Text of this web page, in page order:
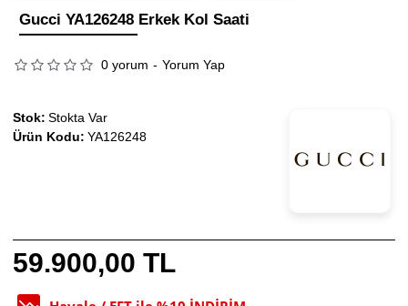
Gucci YA126248 Erkek Kol Saati
0 yorum - Yorum Yap
59.900,00 TL
Stok: Stokta Var
Ürün Kodu: YA126248